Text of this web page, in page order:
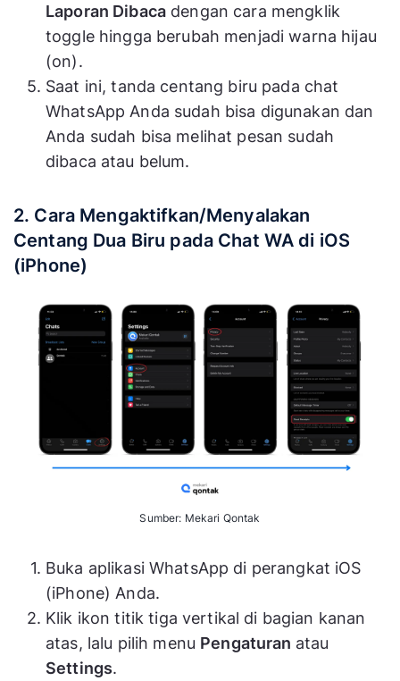
Laporan Dibaca dengan cara mengklik
toggle hingga berubah menjadi warna hijau
(on).
Saat ini, tanda centang biru pada chat
WhatsApp Anda sudah bisa digunakan dan
Anda sudah bisa melihat pesan sudah
dibaca atau belum.
2. Cara Mengaktifkan/Menyalakan
Centang Dua Biru pada Chat WA di iOS
(iPhone)
Sumber: Mekari Qontak
Buka aplikasi WhatsApp di perangkat iOS
(iPhone) Anda.
Klik ikon titik tiga vertikal di bagian kanan
atas, lalu pilih menu Pengaturan atau
Settings.